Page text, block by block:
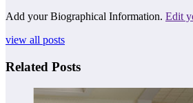
Add your Biographical Information. Edit
view all posts
Related Posts